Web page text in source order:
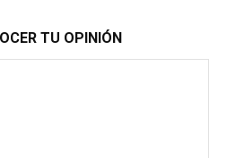
TU OPINIÓN